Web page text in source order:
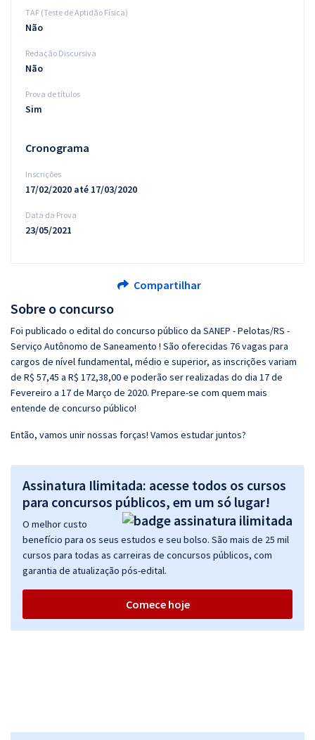
Sobre o concurso
Foi publicado o edital do concurso público da SANEP - Pelotas/RS -
Serviço Autônomo de Saneamento ! São oferecidas 76 vagas para
cargos de nível fundamental, médio e superior, as inscrições variam
de R$ 57,45 a R$ 172,38,00 e poderão ser realizadas do dia 17 de
Fevereiro a 17 de Março de 2020. Prepare-se com quem mais
entende de concurso público!
Então, vamos unir nossas forças! Vamos estudar juntos?
Assinatura Ilimitada: acesse todos os cursos
para concursos públicos, em um só lugar!
O melhor custo
benefício para os seus estudos e seu bolso. São mais de 25 mil
cursos para todas as carreiras de concursos públicos, com
garantia de atualização pós-edital.
Comece hoje
TAF (Teste de Aptidão Física)
Não
Redação Discursiva
Não
Prova de títulos
Sim
Cronograma
Inscrições
17/02/2020 até 17/03/2020
Data da Prova
23/05/2021
Compartilhar